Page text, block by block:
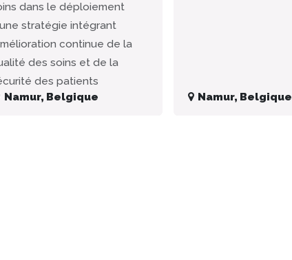
dans le déploiement
stratégie intégrant
continue de la
des soins et de la
des patients
Namur, Belgique Namur, Belgique